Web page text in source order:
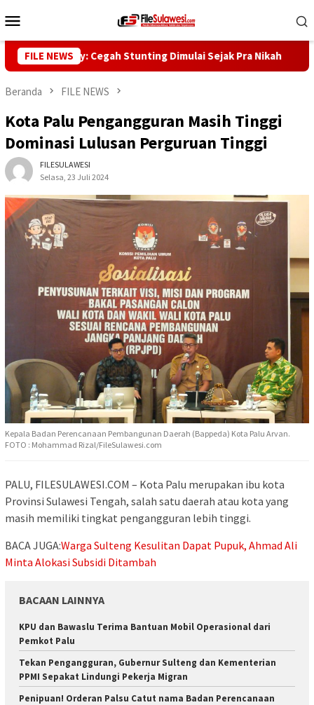
ke
Mobile
FILE NEWS
Reny: Cegah Stunting Dimulai Sejak Pra Nikah
Beranda FILE NEWS
Kota Palu Pengangguran Masih Tinggi
Dominasi Lulusan Perguruan Tinggi
FILESULAWESI
Selasa, 23 Juli 2024
Kepala Badan Perencanaan Pembangunan Daerah (Bappeda) Kota Palu Arvan.
FOTO : Mohammad Rizal/FileSulawesi.com
PALU, FILESULAWESI.COM – Kota Palu merupakan ibu kota
Provinsi Sulawesi Tengah, salah satu daerah atau kota yang
masih memiliki tingkat pengangguran lebih tinggi.
BACA JUGA:Warga Sulteng Kesulitan Dapat Pupuk, Ahmad Ali
Minta Alokasi Subsidi Ditambah
BACAAN LAINNYA
KPU dan Bawaslu Terima Bantuan Mobil Operasional dari
Pemkot Palu
Tekan Pengangguran, Gubernur Sulteng dan Kementerian
PPMI Sepakat Lindungi Pekerja Migran
Penipuan! Orderan Palsu Catut nama Badan Perencanaan